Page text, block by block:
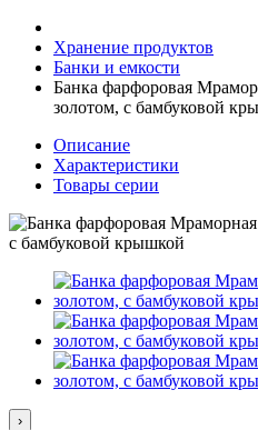
Хранение продуктов
Банки и емкости
Банка фарфоровая
золотом, с бамбуковой
Описание
Характеристики
Товары серии
›